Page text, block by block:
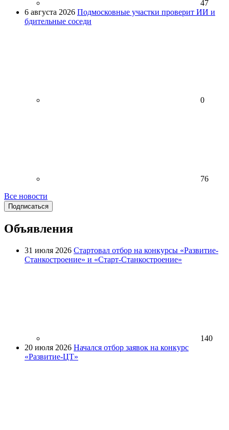
47
6 августа 2026 Подмосковные участки проверит ИИ и
бдительные соседи
0
76
Все новости
Подписаться
Объявления
31 июля 2026 Стартовал отбор на конкурсы «Развитие-
Станкостроение» и «Старт-Станкостроение»
140
20 июля 2026 Начался отбор заявок на конкурс
«Развитие-ЦТ»